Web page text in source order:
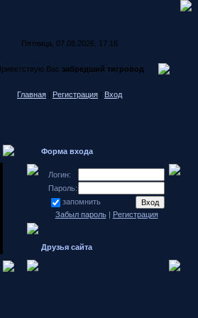
Пятница, 07.08.2026, 17:16
Вас забредший тигровод
Главная | Регистрация | Вход
Форма входа
Логин:
Пароль:
запомнить
Забыл пароль| Регистрация
Друзья сайта